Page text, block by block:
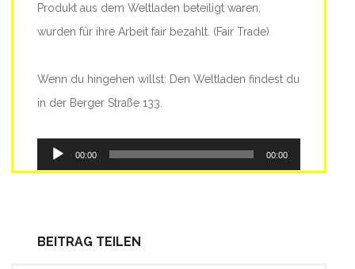
Produkt aus dem Weltladen beteiligt waren,
wurden für ihre Arbeit fair bezahlt. (Fair Trade)
Wenn du hingehen willst: Den Weltladen findest du
in der Berger Straße 133.
Audio-
Player
00:00 00:00
BEITRAG TEILEN